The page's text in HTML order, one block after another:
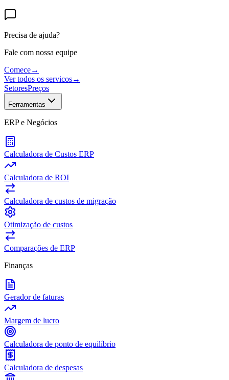
Precisa de ajuda?
Fale com nossa equipe
Comece→
Ver todos os servicos→
SetoresPreços
Ferramentas
ERP e Negócios
Calculadora de Custos ERP
Calculadora de ROI
Calculadora de custos de migração
Otimização de custos
Comparações de ERP
Finanças
Gerador de faturas
Margem de lucro
Calculadora de ponto de equilíbrio
Calculadora de despesas